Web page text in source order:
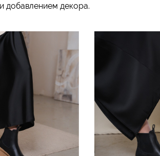
добавлением декора.